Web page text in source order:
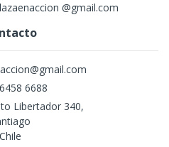
@gmail.com
6688
Libertador 340,
Chile